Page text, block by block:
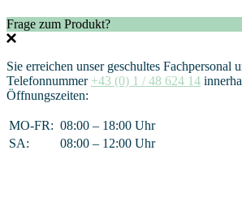
Frage zum Produkt?
Sie erreichen unser geschultes Fachpersonal
Telefonnummer +43 (0) 1 / 48 624 14
Öffnungszeiten:
MO-FR: 08:00 – 18:00 Uhr
SA:
08:00 – 12:00 Uhr